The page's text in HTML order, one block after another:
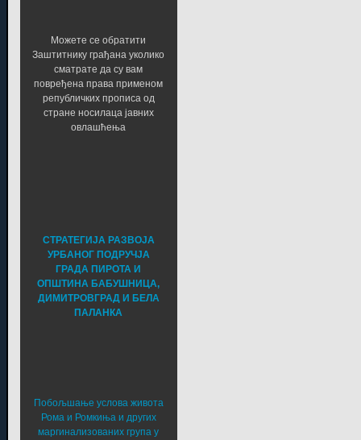
Можете се обратити
Заштитнику грађана уколико
сматрате да су вам
повређена права применом
републичких прописа од
стране носилаца јавних
овлашћења
СТРАТЕГИЈА РАЗВОЈА
УРБАНОГ ПОДРУЧЈА
ГРАДА ПИРОТА И
ОПШТИНА БАБУШНИЦА,
ДИМИТРОВГРАД И БЕЛА
ПАЛАНКА
Побољшање услова живота
Рома и Ромкиња и других
маргинализованих група у